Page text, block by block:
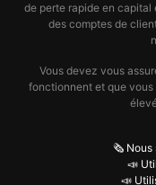
de perte rapide en capital
des comptes de
Vous devez vous
fonctionnent et que
🗞️ Nous
📣
📣